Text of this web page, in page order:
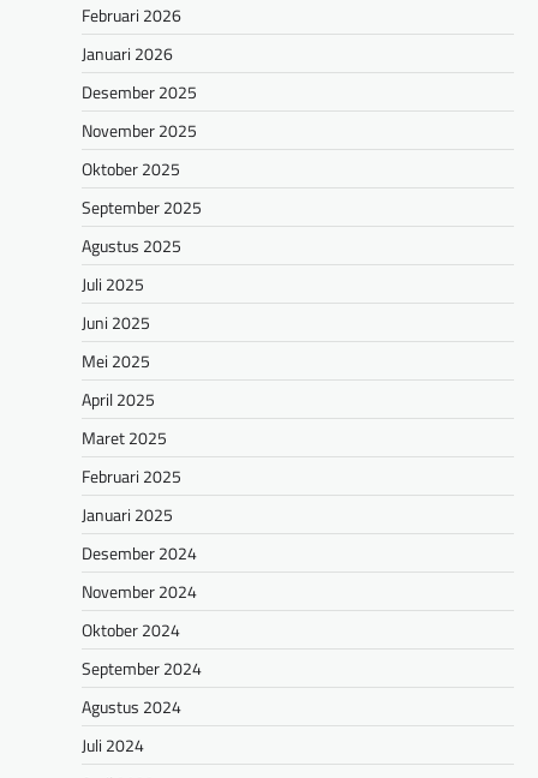
Februari 2026
Januari 2026
Desember 2025
November 2025
Oktober 2025
September 2025
Agustus 2025
Juli 2025
Juni 2025
Mei 2025
April 2025
Maret 2025
Februari 2025
Januari 2025
Desember 2024
November 2024
Oktober 2024
September 2024
Agustus 2024
Juli 2024